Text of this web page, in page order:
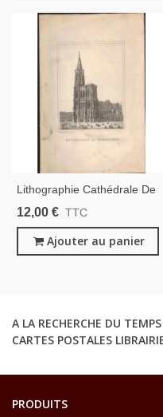
Lithographie Cathédrale De
Strasbourg , Graveur
Strasbourg, Alsace, Emile
Lemaître,
12,00 € TTC
Ajouter au panier
A LA RECHERCHE DU
CARTES POSTALES
PRODUITS